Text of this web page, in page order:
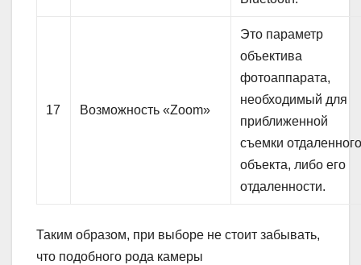
17 Возможность «Zoom»
Это параметр
объектива
фотоаппарата,
необходимый для
приближенной
съемки
объекта, либо его
отдаленности.
Таким образом, при выборе не стоит забывать,
что подобного рода камеры